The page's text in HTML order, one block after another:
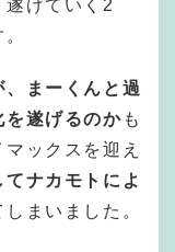
遂げていく2
まーくんと過
を遂げるのか も
ックスを迎え
ナカモトによ
まいました。